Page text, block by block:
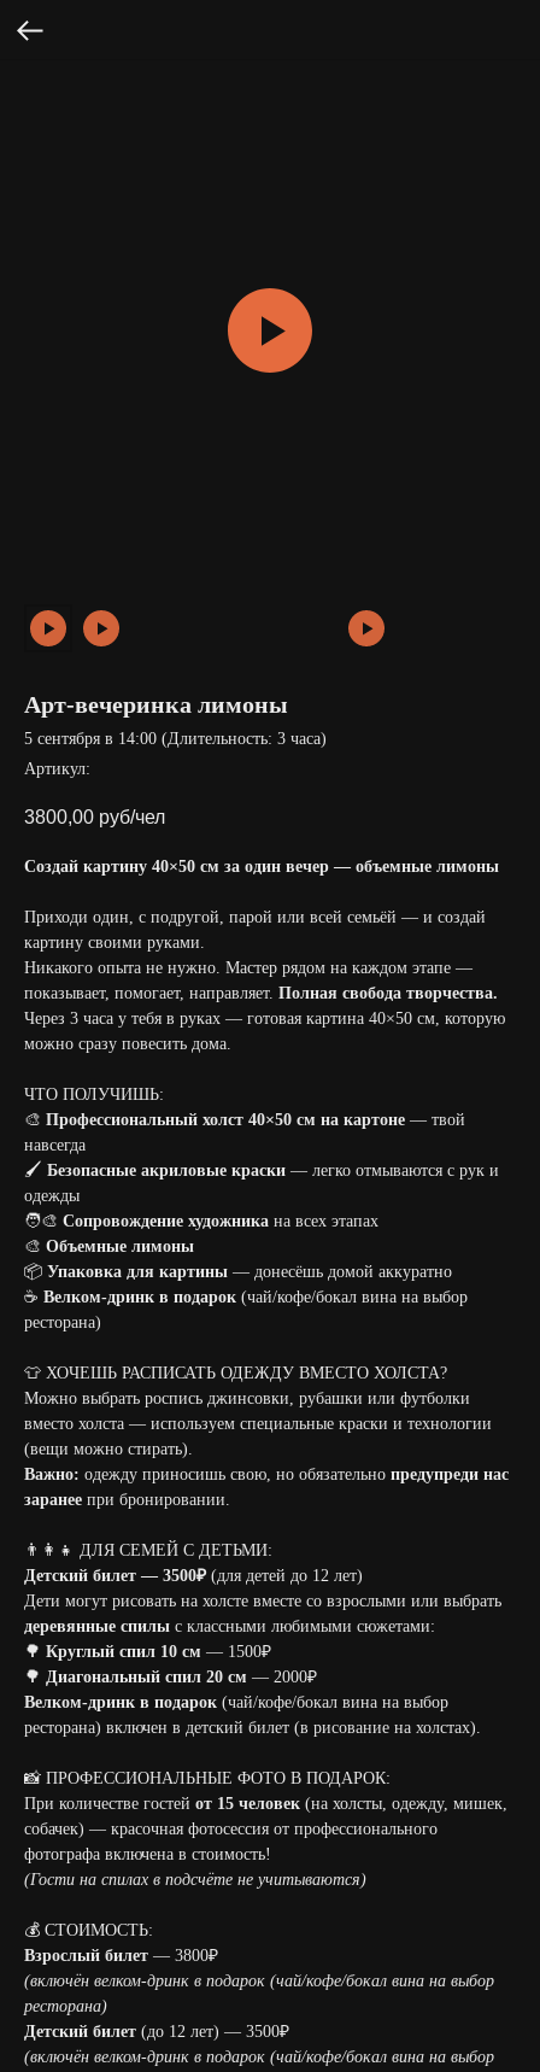
Арт-вечеринка лимоны
5 сентября в 14:00 (Длительность: 3 часа)
Артикул:
3800,00 руб/чел
Создай картину 40×50 см за один вечер — объемные лимоны
Приходи один, с подругой, парой или всей семьёй — и создай
картину своими руками.
Никакого опыта не нужно. Мастер рядом на каждом этапе —
показывает, помогает, направляет. Полная свобода творчества.
Через 3 часа у тебя в руках — готовая картина 40×50 см, которую
можно сразу повесить дома.
ЧТО ПОЛУЧИШЬ:
🎨 Профессиональный холст 40×50 см на картоне — твой
навсегда
🖌️ Безопасные акриловые краски — легко отмываются с рук и
одежды
🧑‍🎨 Сопровождение художника на всех этапах
🎨 Объемные лимоны
📦 Упаковка для картины — донесёшь домой аккуратно
☕ Велком-дринк в подарок (чай/кофе/бокал вина на выбор
ресторана)
👕 ХОЧЕШЬ РАСПИСАТЬ ОДЕЖДУ ВМЕСТО ХОЛСТА?
Можно выбрать роспись джинсовки, рубашки или футболки
вместо холста — используем специальные краски и технологии
(вещи можно стирать).
Важно: одежду приносишь свою, но обязательно предупреди нас
заранее при бронировании.
👨‍👩‍👧 ДЛЯ СЕМЕЙ С ДЕТЬМИ:
Детский билет — 3500₽ (для детей до 12 лет)
Дети могут рисовать на холсте вместе со взрослыми или выбрать
деревянные спилы с классными любимыми сюжетами:
🌳 Круглый спил 10 см — 1500₽
🌳 Диагональный спил 20 см — 2000₽
Велком-дринк в подарок (чай/кофе/бокал вина на выбор
ресторана) включен в детский билет (в рисование на холстах).
📸 ПРОФЕССИОНАЛЬНЫЕ ФОТО В ПОДАРОК:
При количестве гостей от 15 человек (на холсты, одежду, мишек,
собачек) — красочная фотосессия от профессионального
фотографа включена в стоимость!
(Гости на спилах в подсчёте не учитываются)
💰 СТОИМОСТЬ:
Взрослый билет — 3800₽
(включён велком-дринк в подарок (чай/кофе/бокал вина на выбор
ресторана)
Детский билет (до 12 лет) — 3500₽
(включён велком-дринк в подарок (чай/кофе/бокал вина на выбор